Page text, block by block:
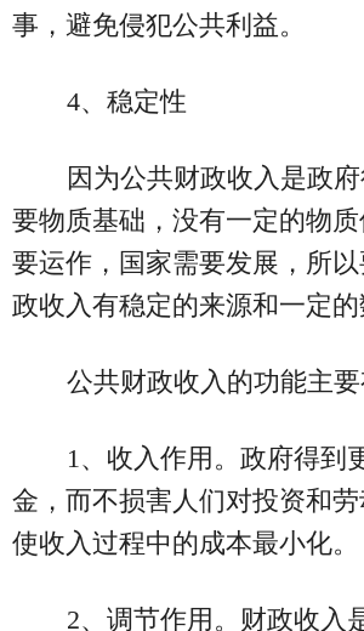
事，避免侵犯公共利益。
4、稳定性
因为公共财政收入是政
要物质基础，没有一定的物
要运作，国家需要发展，所
政收入有稳定的来源和一定的
公共财政收入的功能主要
1、收入作用。政府得到
金，而不损害人们对投资和
使收入过程中的成本最小化。
2、调节作用。财政收入